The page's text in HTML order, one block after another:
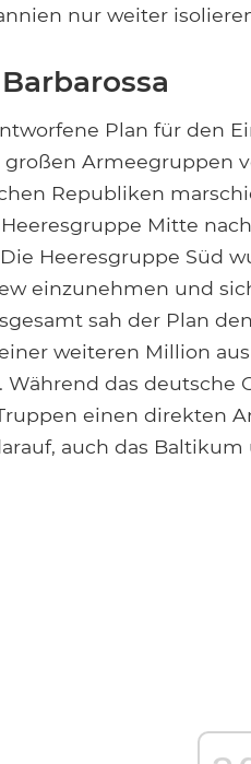
nur weiter
Plan für den
großen Armeegruppen
Republiken
Mitte
Heeresgruppe Süd
einzunehmen und
sah der Plan
weiteren Million
Während das
einen direkten
auch das